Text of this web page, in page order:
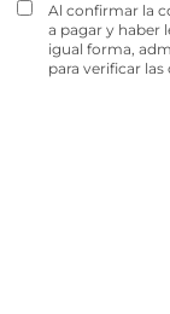
Al confirmar la
a pagar y haber
igual forma,
para verificar